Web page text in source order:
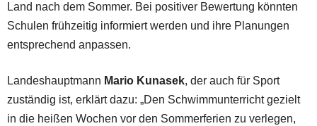
Land nach dem Sommer. Bei positiver Bewertung könnten
Schulen frühzeitig informiert werden und ihre Planungen
entsprechend anpassen.
Landeshauptmann Mario Kunasek, der auch für Sport
zuständig ist, erklärt dazu: „Den Schwimmunterricht gezielt
in die heißen Wochen vor den Sommerferien zu verlegen,